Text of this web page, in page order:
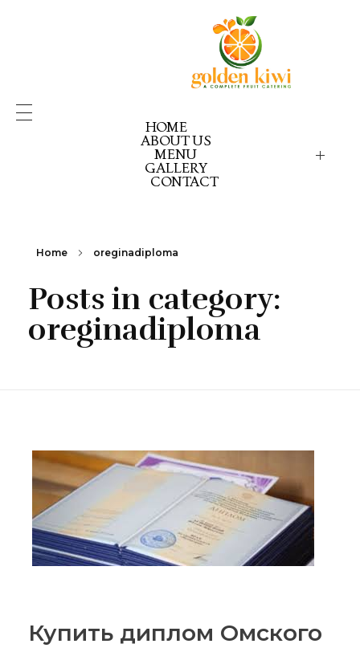
HOME
ABOUT US
MENU
GOLDEN KIWI MENU
GK PICK YOUR PACK
GK CELEBRATION GOLD
GALLERY
CONTACT
Home oreginadiploma
Posts in category:
oreginadiploma
Купить диплом Омского